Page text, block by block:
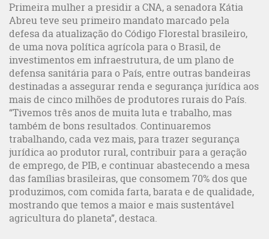
Primeira mulher a presidir a CNA, a senadora Kátia
Abreu teve seu primeiro mandato marcado pela
defesa da atualização do Código Florestal brasileiro,
de uma nova política agrícola para o Brasil, de
investimentos em infraestrutura, de um plano de
defensa sanitária para o País, entre outras bandeiras
destinadas a assegurar renda e segurança jurídica aos
mais de cinco milhões de produtores rurais do País.
“Tivemos três anos de muita luta e trabalho, mas
também de bons resultados. Continuaremos
trabalhando, cada vez mais, para trazer segurança
jurídica ao produtor rural, contribuir para a geração
de emprego, de PIB, e continuar abastecendo a mesa
das famílias brasileiras, que consomem 70% dos que
produzimos, com comida farta, barata e de qualidade,
mostrando que temos a maior e mais sustentável
agricultura do planeta”, destaca.